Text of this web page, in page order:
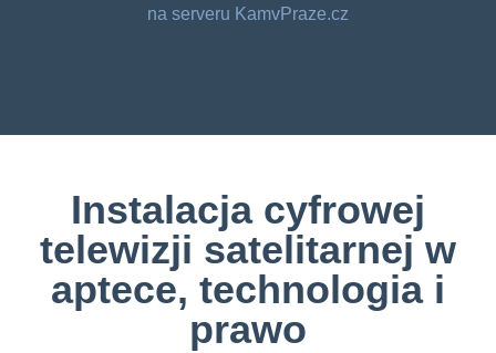
na serveru KamvPraze.cz
Instalacja cyfrowej
telewizji satelitarnej w
aptece, technologia i
prawo